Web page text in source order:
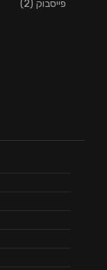
פייסבוק (2)